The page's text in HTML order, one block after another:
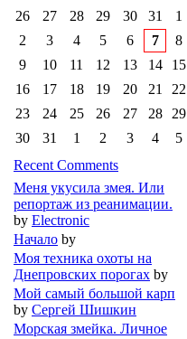
26
27 28 29 30 31
1
2
3 4 5 6 7
8
9
10 11 12 13 14
15
16
17 18 19 20 21
22
23
24 25 26 27 28
29
30
31 1 2 3 4
5
Recent Comments
Меня укусила змея. Или
репортаж из реанимации.
by Electronic
Начало by
Моя техника охоты на
Днепровских порогах by
Мой самый большой карп
by Сергей Шишкин
Морская змейка. Личное